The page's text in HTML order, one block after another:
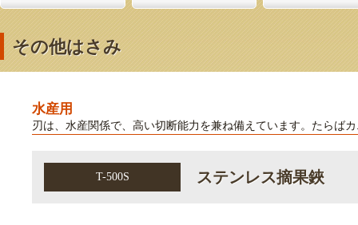
その他はさみ
水産用
刃は、水産関係で、高い切断能力を兼ね備えています。たらば
T-500S ステンレス摘果鋏